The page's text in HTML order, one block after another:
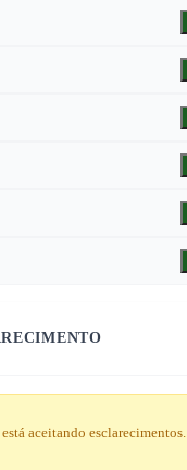
aceitando esclarecimentos.